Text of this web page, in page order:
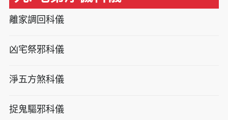
離家調回科儀
凶宅祭邪科儀
淨五方煞科儀
捉鬼驅邪科儀